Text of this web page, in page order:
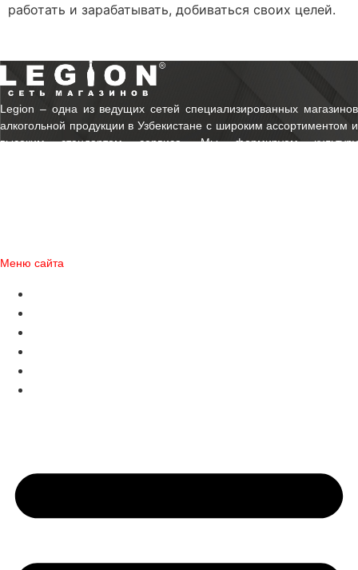
работать и зарабатывать, добиваться своих целей.
Legion ‒ одна из ведущих сетей специализированных магазинов
алкогольной продукции в Узбекистане с широким ассортиментом и
высоким стандартом сервиса. Мы формируем культуру
Меню сайта